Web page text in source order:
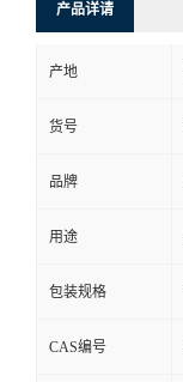
产品详请
产地
货号
品牌
用途
包装规格
CAS编号